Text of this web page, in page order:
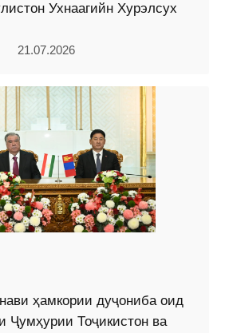
Ухнаагийн Хурэлсух
21.07.2026
ҳамкории дуҷониба оид
Ҷумҳурии Тоҷикистон ва